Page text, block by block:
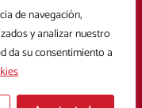
de navegación,
y analizar nuestro
da su consentimiento a
I
n
s
t
a
g
Política de cookies